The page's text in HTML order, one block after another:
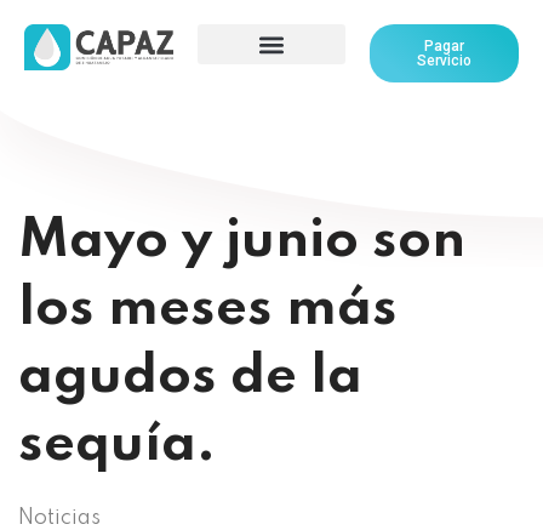
Pagar
Servicio
Mayo y junio son
los meses más
agudos de la
sequía.
Noticias